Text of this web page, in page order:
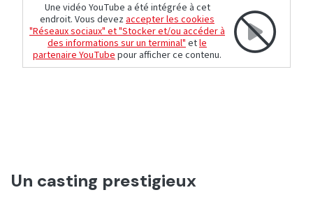
Une vidéo YouTube a été intégrée à cet
endroit. Vous devezaccepter les cookies
"Réseaux sociaux" et "Stocker et/ou accéder à
des informations sur un terminal"etle
partenaire YouTubepour afficher ce contenu.
Un casting prestigieux